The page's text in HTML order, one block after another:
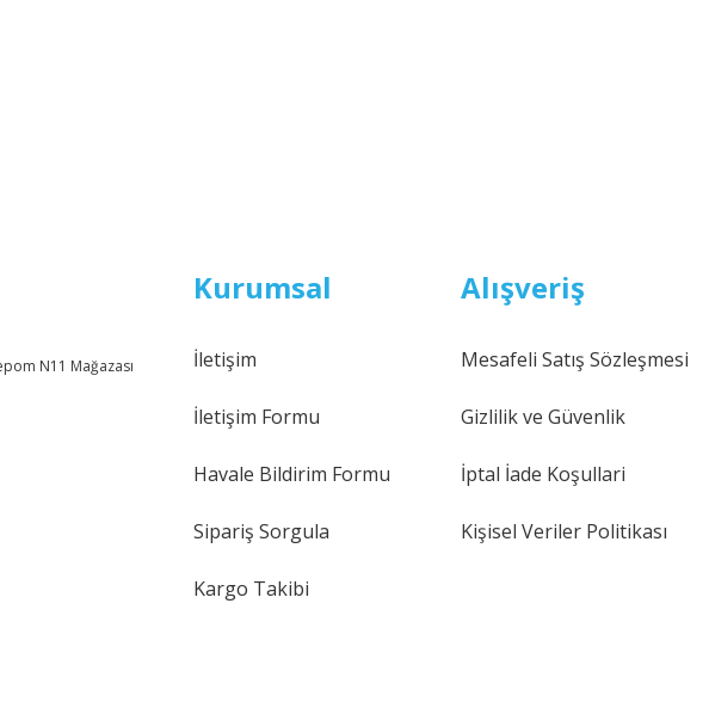
Kurumsal
İletişim
İletişim Formu
Havale Bildirim Formu
Sipariş Sorgula
Kargo Takibi
Alışveriş
Mesafeli Satış Sözleşmesi
Gizlilik ve Güvenlik
İptal İade Koşullari
Kişisel Veriler Politikası